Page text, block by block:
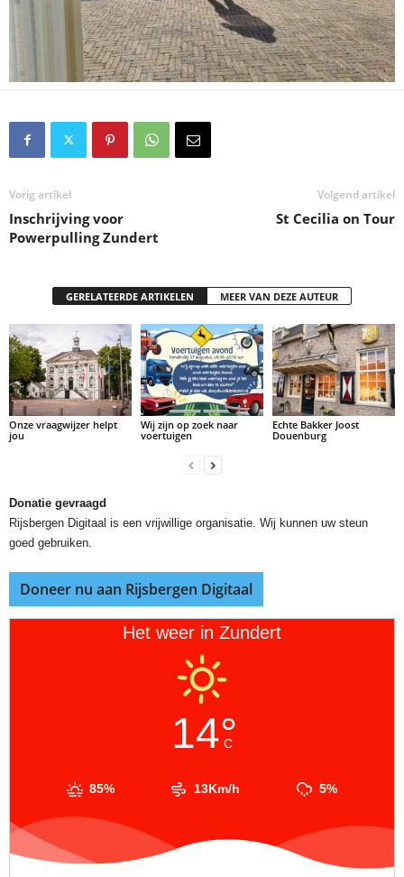
Vorig artikel
Inschrijving voor
Powerpulling Zundert
Volgend artikel
St Cecilia on Tour
GERELATEERDE ARTIKELEN MEER VAN DEZE AUTEUR
Onze vraagwijzer helpt
jou
Wij zijn op zoek naar
voertuigen
Echte Bakker Joost
Douenburg
Donatie gevraagd
Rijsbergen Digitaal is een vrijwillige organisatie. Wij kunnen uw steun
goed gebruiken.
Doneer nu aan Rijsbergen Digitaal
Het weer in Zundert
14°
C
85% 13Km/h 5%